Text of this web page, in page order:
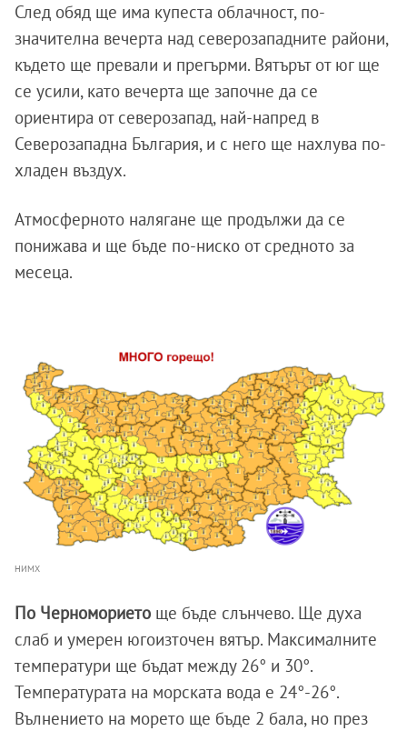
След обяд ще има купеста облачност, по-
значителна вечерта над северозападните райони,
където ще превали и прегърми. Вятърът от юг ще
се усили, като вечерта ще започне да се
ориентира от северозапад, най-напред в
Северозападна България, и с него ще нахлува по-
хладен въздух.
Атмосферното налягане ще продължи да се
понижава и ще бъде по-ниско от средното за
месеца.
НИМХ
По Черноморието ще бъде слънчево. Ще духа
слаб и умерен югоизточен вятър. Максималните
температури ще бъдат между 26° и 30°.
Температурата на морската вода е 24°-26°.
Вълнението на морето ще бъде 2 бала, но през